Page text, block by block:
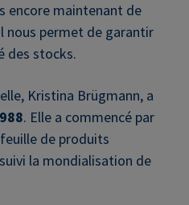
encore maintenant de
nous permet de garantir
des stocks.
Kristina Brügmann, a
. Elle a commencé par
de produits
la mondialisation de